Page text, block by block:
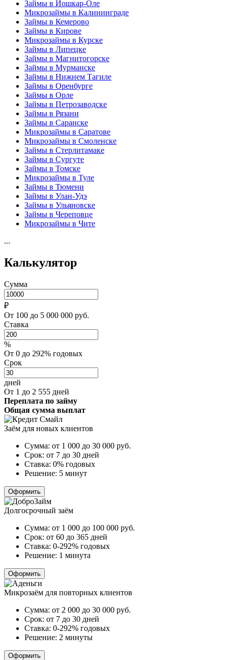
Займы в Йошкар-Оле
Микрозаймы в Калининграде
Займы в Кемерово
Займы в Кирове
Микрозаймы в Курске
Займы в Липецке
Займы в Магнитогорске
Займы в Мурманске
Займы в Нижнем Тагиле
Займы в Оренбурге
Займы в Орле
Займы в Петрозаводске
Займы в Рязани
Займы в Саранске
Микрозаймы в Саратове
Микрозаймы в Смоленске
Займы в Стерлитамаке
Займы в Сургуте
Займы в Томске
Микрозаймы в Туле
Займы в Тюмени
Займы в Улан-Удэ
Займы в Ульяновске
Займы в Череповце
Микрозаймы в Чите
...
Калькулятор
Сумма
₽
От 100 до 5 000 000 руб.
Ставка
%
От 0 до 292% годовых
Срок
дней
От 1 до 2 555 дней
Переплата по займу
Общая сумма выплат
Заём для новых клиентов
Сумма: от 1 000 до 30 000 руб.
Срок: от 7 до 30 дней
Ставка: 0% годовых
Решение: 5 минут
Оформить
Долгосрочный заём
Сумма: от 1 000 до 100 000 руб.
Срок: от 60 до 365 дней
Ставка: 0-292% годовых
Решение: 1 минута
Оформить
Микрозаём для повторных клиентов
Сумма: от 2 000 до 30 000 руб.
Срок: от 7 до 30 дней
Ставка: 0-292% годовых
Решение: 2 минуты
Оформить